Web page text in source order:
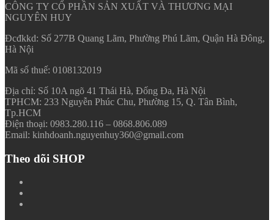
CÔNG TY CỔ PHẦN SẢN XUẤT VÀ THƯƠNG MẠI
NGUYÊN HUY
Đcđkkd: Số 277B Quang Lãm, Phường Phú Lãm, Quận Hà Đông,
Hà Nội
Mã số thuế: 0108132019
Địa chỉ: Số 10A ngõ 41 Thái Hà, Đống Đa, Hà Nội
TPHCM: 233 Nguyễn Phúc Chu, Phường 15, Q. Tân Bình,
Tp.HCM
Điện thoại: 0983.280.116 – 0868.806.089
Email: kinhdoanh.nguyenhuy360@gmail.com
Theo dõi SHOP